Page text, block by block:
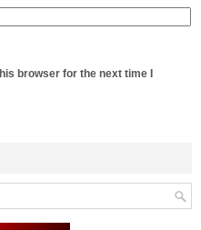
browser for the next time I